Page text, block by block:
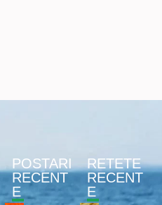
POSTARI
RECENT
E
RETETE
RECENT
E